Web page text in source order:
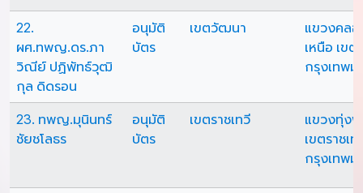
22.
ผศ.ทพญ.ดร.ภา
วิณีย์ ปฏิพัทธ์วุฒิ
กุล ดิดรอน
อนุมัติ
บัตร
เขตวัฒนา
แขวงคลอ
เหนือ เข
กรุงเทพม
23. ทพญ.มุนินทร์
ชัยชโลธร
อนุมัติ
บัตร
เขตราชเทวี
แขวงทุ่ง
เขตราชเท
กรุงเทพม